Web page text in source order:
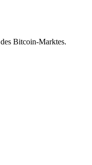
Bitcoin-Marktes.